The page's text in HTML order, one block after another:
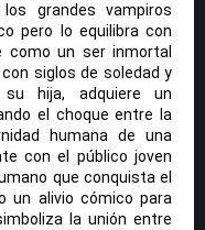
grandes vampiros
pero lo equilibra con
como un ser inmortal
siglos de soledad y
su hija, adquiere un
el choque entre la
humana de una
con el público joven
que conquista el
un alivio cómico para
la unión entre